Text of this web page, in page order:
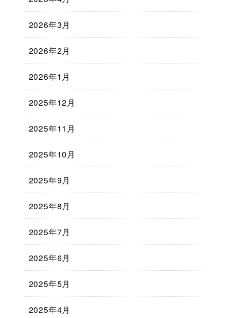
2026年3月
2026年2月
2026年1月
2025年12月
2025年11月
2025年10月
2025年9月
2025年8月
2025年7月
2025年6月
2025年5月
2025年4月